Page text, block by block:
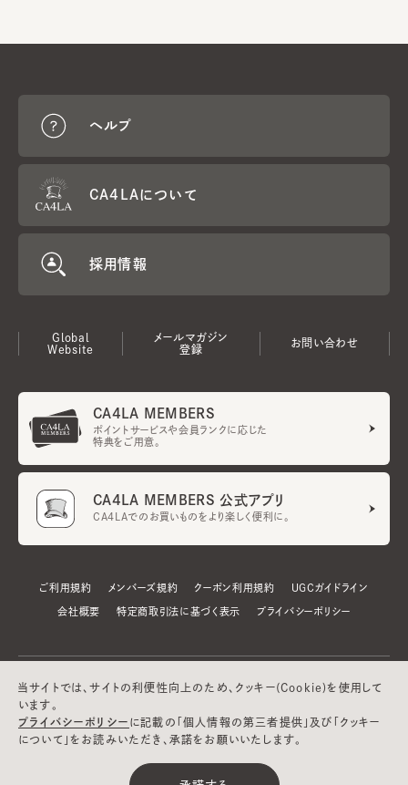
ヘルプ
CA4LAについて
採用情報
Global
Website
メールマガジン
登録
お問い合わせ
CA4LA MEMBERS
ポイントサービスや会員ランクに応じた
特典をご用意。
CA4LA MEMBERS 公式アプリ
CA4LAでのお買いものをより楽しく便利に。
ご利用規約 メンバーズ規約 クーポン利用規約 UGCガイドライン
会社概要 特定商取引法に基づく表示 プライバシーポリシー
©CA4LA INC. All Rights Reserved.
当サイトでは、サイトの利便性向上のため、クッキー(Cookie)を使用して
います。
プライバシーポリシー に記載の「個人情報の第三者提供」及び「クッキー
について」をお読みいただき、承諾をお願いいたします。